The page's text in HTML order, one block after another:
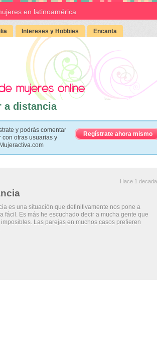
en latinoamérica
Intereses y Hobbies Encanta
a distancia
y podrás comentar
con otras usuarias y
Regístrate ahora mismo
Hace 1 decada
es una situación que definitivamente nos pone a
fácil. Es más he escuchado decir a mucha gente que
Las parejas en muchos casos prefieren